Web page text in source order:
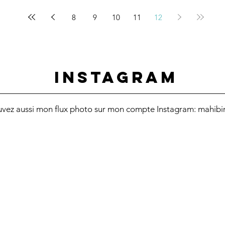
8 9 10 11 12
INSTAGRAM
aussi mon flux photo sur mon compte Instagram: